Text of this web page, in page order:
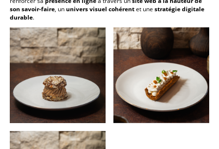
son savoir-faire, ununivers visuel cohérentet une stratégie digitale
durable.